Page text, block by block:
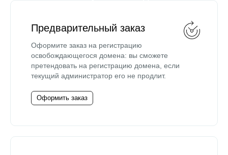
Предварительный заказ
Оформите заказ на регистрацию
освобождающегося домена: вы сможете
претендовать на регистрацию домена, если
текущий администратор его не продлит.
Оформить заказ